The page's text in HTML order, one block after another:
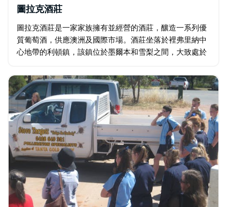
圖拉克酒莊
圖拉克酒莊是一家家族擁有並經營的酒莊，釀造一系列優
質葡萄酒，供應澳洲及國際市場。酒莊坐落於裡弗里納中
心地帶的利頓鎮，該鎮位於墨爾本和雪梨之間，大致處於
的農場上種了第一批葡萄。之後…